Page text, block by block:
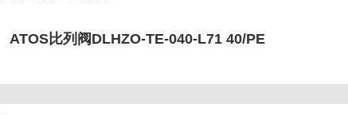
ATOS比列阀DLHZO-TE-040-L71 40/PE